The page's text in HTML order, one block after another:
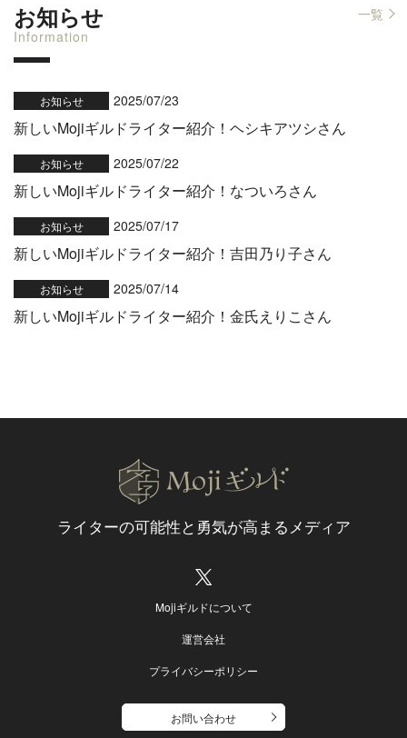
お知らせ
Information
一覧
お知らせ 2025/07/23
新しいMojiギルドライター紹介！ヘシキアツシさん
お知らせ 2025/07/22
新しいMojiギルドライター紹介！なついろさん
お知らせ 2025/07/17
新しいMojiギルドライター紹介！吉田乃り子さん
お知らせ 2025/07/14
新しいMojiギルドライター紹介！金氏えりこさん
ライターの可能性と 勇気が高まるメディア
Mojiギルドについて
運営会社
プライバシーポリシー
お問い合わせ